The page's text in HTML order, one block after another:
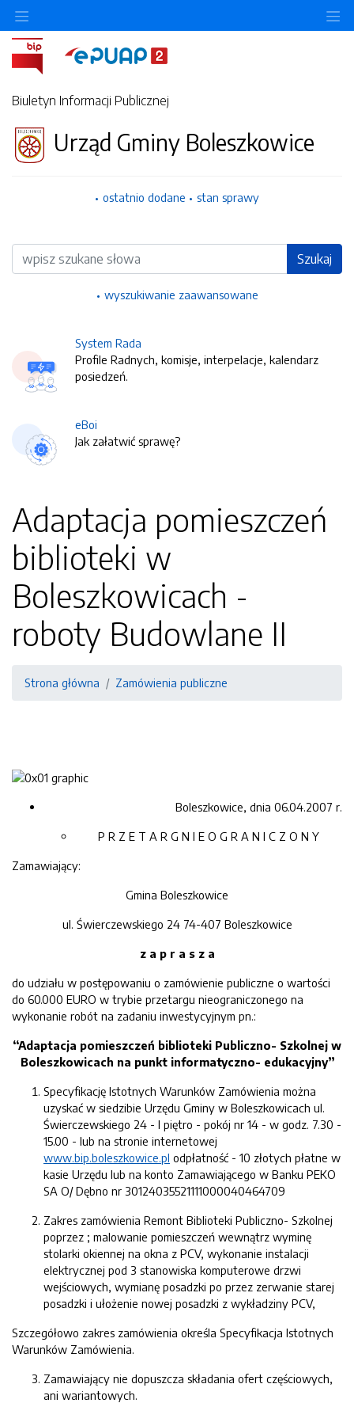
Biuletyn Informacji Publicznej
Urząd Gminy Boleszkowice
ostatnio dodane stan sprawy
Wyszukiwarka Szukaj
wyszukiwanie zaawansowane
System Rada
Profile Radnych, komisje, interpelacje, kalendarz
posiedzeń.
eBoi
Jak załatwić sprawę?
Adaptacja pomieszczeń
biblioteki w
Boleszkowicach -
roboty Budowlane II
Strona główna Zamówienia publiczne
Boleszkowice, dnia 06.04.2007 r.
P R Z E T A R G N I E O G R A N I C Z O N Y
Zamawiający:
Gmina Boleszkowice
ul. Świerczewskiego 24 74-407 Boleszkowice
z a p r a s z a
do udziału w postępowaniu o zamówienie publiczne o wartości
do 60.000 EURO w trybie przetargu nieograniczonego na
wykonanie robót na zadaniu inwestycyjnym pn.:
“Adaptacja pomieszczeń biblioteki Publiczno- Szkolnej w
Boleszkowicach na punkt informatyczno- edukacyjny”
Specyfikację Istotnych Warunków Zamówienia można
uzyskać w siedzibie Urzędu Gminy w Boleszkowicach ul.
Świerczewskiego 24 - I piętro - pokój nr 14 - w godz. 7.30 -
15.00 - lub na stronie internetowej
www.bip.boleszkowice.pl odpłatność - 10 złotych płatne w
kasie Urzędu lub na konto Zamawiającego w Banku PEKO
SA O/ Dębno nr 30124035521111000040464709
Zakres zamówienia Remont Biblioteki Publiczno- Szkolnej
poprzez ; malowanie pomieszczeń wewnątrz wyminę
stolarki okiennej na okna z PCV, wykonanie instalacji
elektrycznej pod 3 stanowiska komputerowe drzwi
wejściowych, wymianę posadzki po przez zerwanie starej
posadzki i ułożenie nowej posadzki z wykładziny PCV,
Szczegółowo zakres zamówienia określa Specyfikacja Istotnych
Warunków Zamówienia.
Zamawiający nie dopuszcza składania ofert częściowych,
ani wariantowych.